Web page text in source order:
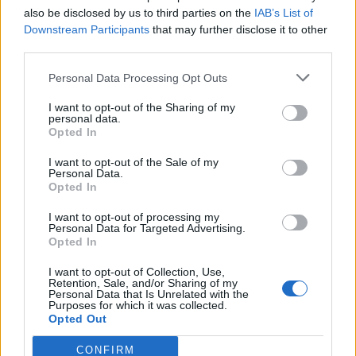
also be disclosed by us to third parties on the IAB’s List of
Downstream Participants that may further disclose it to other
Personal Data Processing Opt Outs
I want to opt-out of the Sharing of my
personal data.
Opted In
I want to opt-out of the Sale of my
Personal Data.
Opted In
I want to opt-out of processing my
Personal Data for Targeted Advertising.
Opted In
I want to opt-out of Collection, Use,
Retention, Sale, and/or Sharing of my
Personal Data that Is Unrelated with the
Purposes for which it was collected.
Opted Out
CONFIRM
είναι πλήρως αντιπροσωπευτικό της νόσου του
Πάρκινσον.
επίσης σε αυτοαναφορές των συμμετεχόντων στη μελέτη,
οι οποίες είναι υποκειμενικές και μπορεί να είναι
μεροληπτικές ή λιγότερο αξιόπιστες από τις
αντιμετωπιστεί αυτό, οι ερευνητές σχεδιάζουν να
χρησιμοποιήσουν smartphone και φορητές συσκευές για
Τέλος, ενώ αυτό παρέχει μια στιγμιαία εικόνα της
συμμετέχοντες με άτομα παρόμοιας ηλικίας χωρίς νόσο
του Πάρκινσον, ή πώς τα συμπτώματά τους μπορεί να
αλλάξουν με την πάροδο του χρόνου.
Αυτοί είναι σημαντικοί τομείς μελλοντικής έρευνας για